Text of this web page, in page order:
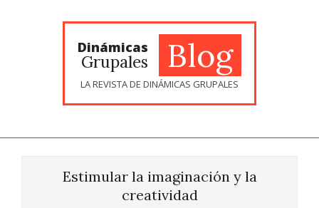
Dinámicas
Grupales Blog
LA REVISTA DE DINÁMICAS GRUPALES
Estimular la imaginación y la
creatividad